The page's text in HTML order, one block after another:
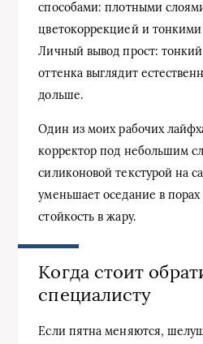
способами: плотными
цветокоррекцией и
Личный вывод прост:
оттенка выглядит
дольше.
Один из моих рабочих
корректор под небольшим
силиконовой текстурой на
уменьшает оседание в
стойкость в жару.
Когда стоит
специалисту
Если пятна меняются,